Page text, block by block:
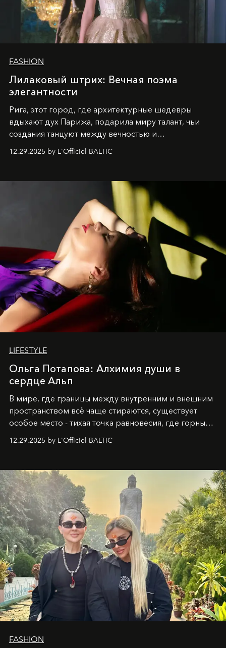
FASHION
Лилаковый штрих: Вечная поэма
элегантности
Рига, этот город, где архитектурные шедевры
вдыхают дух Парижа, подарила миру талант, чьи
создания танцуют между вечностью и
современностью.
12.29.2025 by L'Officiel BALTIC
LIFESTYLE
Ольга Потапова: Алхимия души в
сердце Альп
В мире, где границы между внутренним и внешним
пространством всё чаще стираются, существует
особое место - тихая точка равновесия, где горные
вершины Швейцарии встречаются с бездонными
глубинами человеческой души. Здесь, на стыке
Ольга Потапова - женщина, чей путь от поиска
истины превратился в искусство превращения
человеческих кризисов в возможности для
возрождения.
12.29.2025 by L'Officiel BALTIC
FASHION